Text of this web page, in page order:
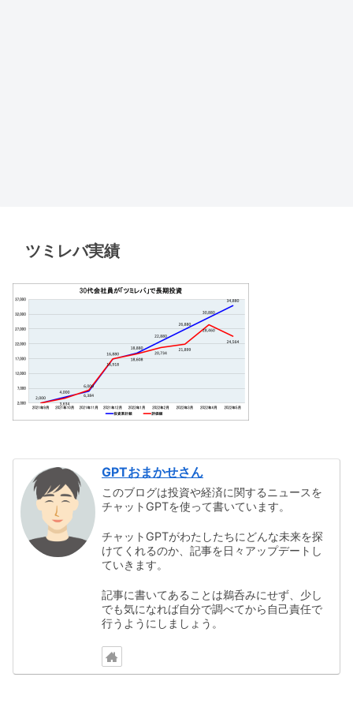
ツミレバ実績
GPTおまかせさん
このブログは投資や経済に関するニュースを
チャットGPTを使って書いています。
チャットGPTがわたしたちにどんな未来を探
けてくれるのか、記事を日々アップデートし
ていきます。
記事に書いてあることは鵜呑みにせず、少し
でも気になれば自分で調べてから自己責任で
行うようにしましょう。